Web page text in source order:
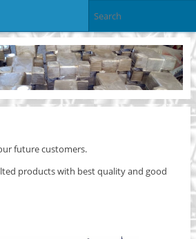
future customers.
products with best quality and good